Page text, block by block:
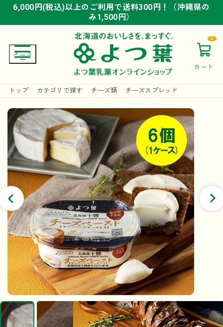
6,000円(税込)以上のご利用で送料300円！（沖縄県の
み1,500円）
6,000円(税込)以上のご利用で送料300円！（沖縄県の
み1,500円）
6,000円(税込)以上のご利用で送料300円！（沖縄県の
み1,500円）
カート
0
トップ カテゴリで探す チーズ類 チーズスプレッド